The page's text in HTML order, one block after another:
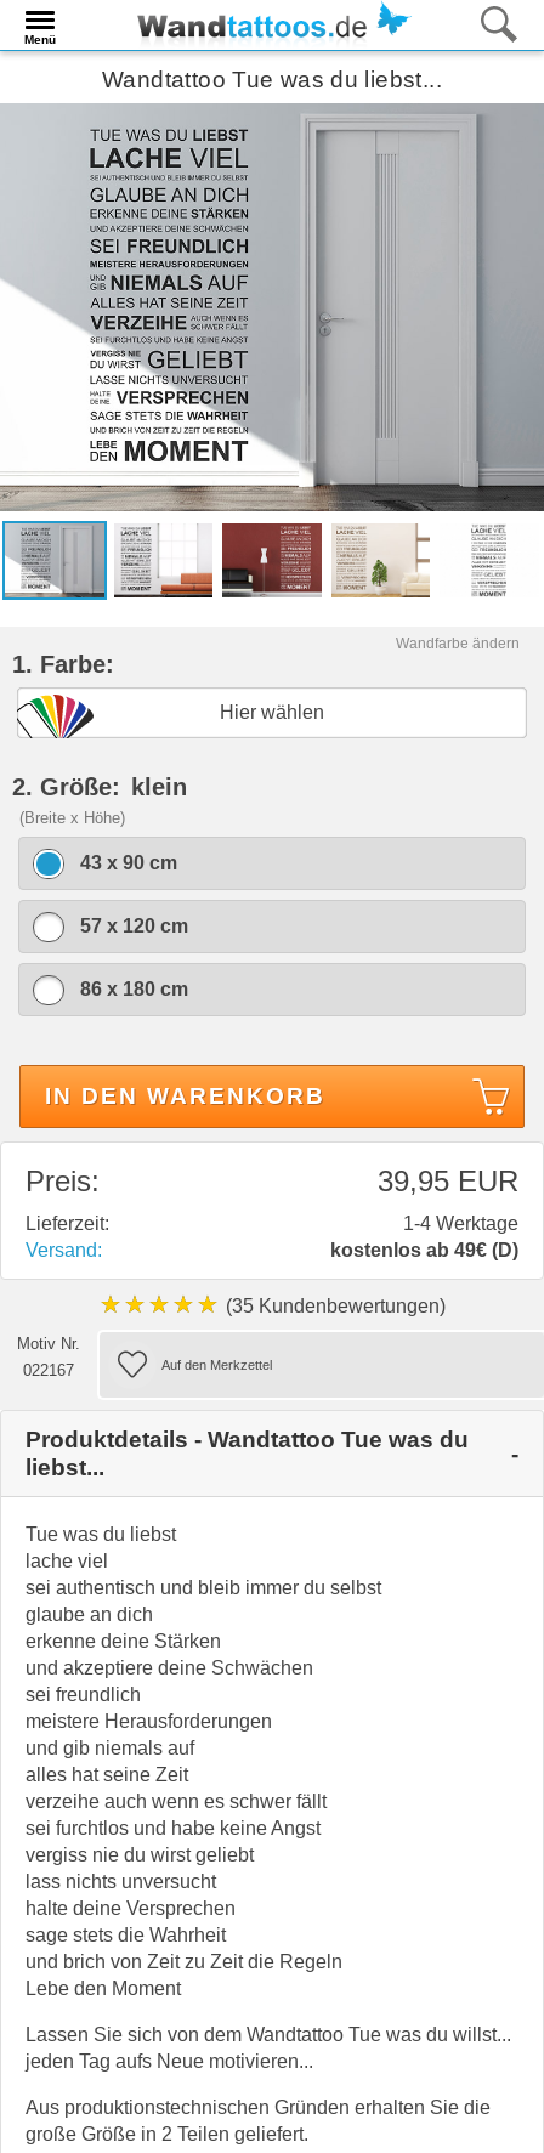
Menü
Wandtattoo Tue was du liebst...
Wandfarbe ändern
1. Farbe:
Hier wählen
2. Größe: klein
(Breite x Höhe)
43 x 90 cm
57 x 120 cm
86 x 180 cm
IN DEN WARENKORB
Preis: 39,95 EUR
Lieferzeit:
1-4 Werktage
Versand:
kostenlos ab 49€ (D)
★★★★★ (35 Kundenbewertungen)
Motiv Nr.
022167
Produktdetails - Wandtattoo Tue was du
liebst...
Tue was du liebst
lache viel
sei authentisch und bleib immer du selbst
glaube an dich
erkenne deine Stärken
und akzeptiere deine Schwächen
sei freundlich
meistere Herausforderungen
und gib niemals auf
alles hat seine Zeit
verzeihe auch wenn es schwer fällt
sei furchtlos und habe keine Angst
vergiss nie du wirst geliebt
lass nichts unversucht
halte deine Versprechen
sage stets die Wahrheit
und brich von Zeit zu Zeit die Regeln
Lebe den Moment
Lassen Sie sich von dem Wandtattoo Tue was du willst...
jeden Tag aufs Neue motivieren...
Aus produktionstechnischen Gründen erhalten Sie die
große Größe in 2 Teilen geliefert.